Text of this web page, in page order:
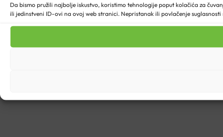
Da bismo pružili najbolje iskustvo, koristimo tehnologije poput kolačića za
ili jedinstveni ID-ovi na ovoj web stranici. Nepristanak ili povlačenje